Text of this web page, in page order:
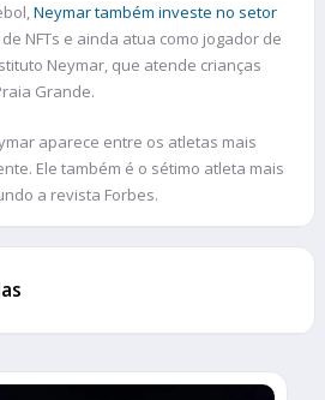
Neymar também investe no setor
NFTs e ainda atua como jogador de
Neymar, que atende crianças
Grande.
aparece entre os atletas mais
Ele também é o sétimo atleta mais
a revista Forbes.